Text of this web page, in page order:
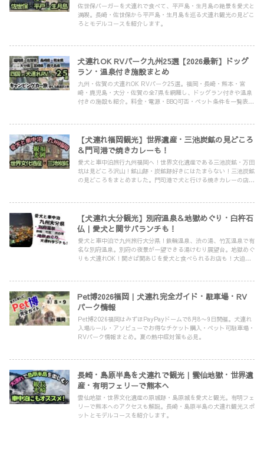
佐世保バーガーを犬連れで食べて、平戸島・生月島の絶景を愛犬と
満喫。長崎・佐世保から平戸島・生月島を巡る犬連れ観光の見どこ
ろとモデルコースを紹介します。
犬連れOK RVパーク九州25選【2026最新】ドッグ
ラン・温泉付き施設まとめ
九州・佐賀の犬連れOK RVパーク25選。福岡・長崎・熊本・宮
崎・鹿児島・大分・佐賀の全7県を網羅し、ドッグラン付きや温泉
付きの施設も紹介。料金・電源・BBQ可否・ペット条件を一覧表で
【犬連れ福岡観光】世界遺産・三池炭鉱の見どころ
＆門司港で焼きカレーも！
愛犬と車中泊旅行九州福岡へ！世界文化遺産である三池炭鉱・万田
坑は見どころ沢山！鉱山跡・炭鉱跡好きにはたまらない！三池炭鉱
の見どころをまとめました。門司港で犬と行ける焼きカレーの店も
【犬連れ大分観光】別府温泉＆地獄めぐり・臼杵石
仏｜愛犬と関サバランチも！
愛犬と車中泊で九州旅行大分県！鉄輪温泉、渋の湯、竹瓦温泉で有
名な別府温泉。別府の夜景が一望できる湯けむり展望台。地獄めぐ
りも犬連れOK！関さば関あじを愛犬と食べられるお店も！大迫力
Pet博2026福岡｜犬連れ完全ガイド・駐車場・RV
パーク情報
Pet博2026福岡はみずほPayPayドームで8月8〜9日開催。犬連れ
入場ルール・アソビューでお得なチケット購入・ペット可駐車場・
RVパーク情報まとめ。夏の熱中症対策も必見。
長崎・島原半島を犬連れで観光｜雲仙地獄・世界遺
産・有明フェリーで熊本へ
雲仙地獄・世界文化遺産の原城跡・島原城を愛犬と観光。有明フェ
リーで熊本へのアクセスも解説。長崎・島原半島の犬連れ観光スポ
ットとモデルコースを紹介します。